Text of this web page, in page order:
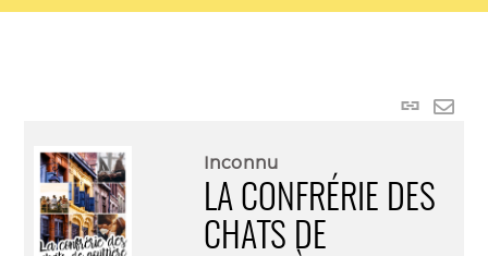
Lien
Inconnu
LA CONFRÉRIE DES
CHATS DE